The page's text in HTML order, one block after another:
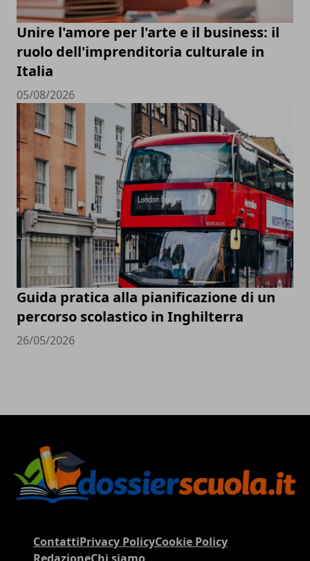
Unire l'amore per l'arte e il business: il
ruolo dell'imprenditoria culturale in
Italia
05/08/2026
Guida pratica alla pianificazione di un
percorso scolastico in Inghilterra
26/05/2026
ContattiPrivacy PolicyCookie Policy